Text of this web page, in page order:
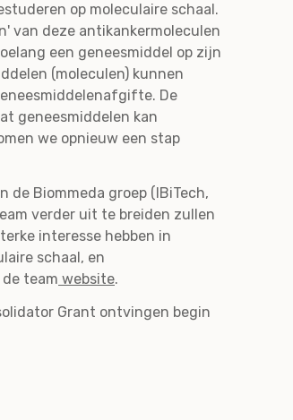
op moleculaire schaal.
van deze antikankermoleculen
een geneesmiddel op zijn
(moleculen) kunnen
De
geneesmiddelen kan
we opnieuw een stap
de Biommeda groep (IBiTech,
verder uit te breiden zullen
interesse hebben in
schaal, en
team website.
Grant ontvingen begin